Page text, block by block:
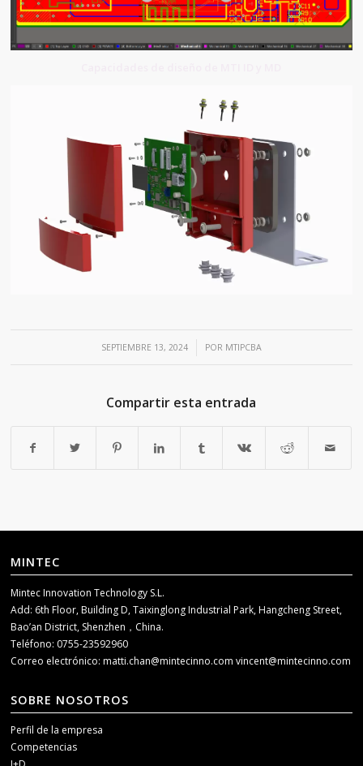
SEPTIEMBRE 13, 2024
/ POR MTIPCBA
Compartir esta entrada
MINTEC
Mintec Innovation Technology S.L.
Add: 6th Floor, Building D, Taixinglong Industrial Park, Hangcheng Street,
Bao’an District, Shenzhen，China.
Teléfono: 0755-23592960
Correo electrónico:matti.chan@mintecinno.comvincent@mintecinno.com
SOBRE NOSOTROS
Perfil de la empresa
Competencias